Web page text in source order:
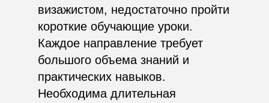
визажистом, недостаточно пройти
короткие обучающие уроки.
Каждое направление требует
большого объема знаний и
практических навыков.
Необходима длительная